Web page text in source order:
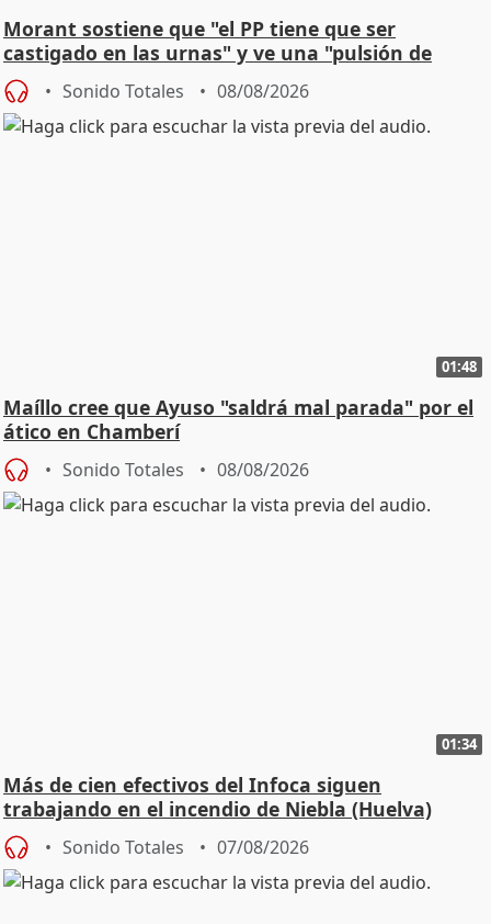
Morant sostiene que "el PP tiene que ser
castigado en las urnas" y ve una "pulsión de
cambio"
Sonido Totales 08/08/2026
01:48
Maíllo cree que Ayuso "saldrá mal parada" por el
ático en Chamberí
Sonido Totales 08/08/2026
01:34
Más de cien efectivos del Infoca siguen
trabajando en el incendio de Niebla (Huelva)
Sonido Totales 07/08/2026